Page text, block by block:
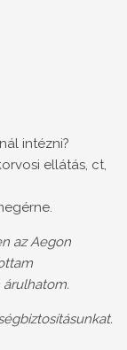
intézni?
ellátás, ct,
az Aegon